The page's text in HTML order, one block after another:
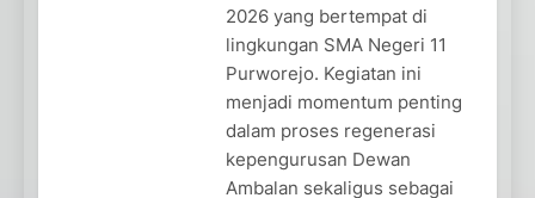
2026 yang bertempat di
lingkungan SMA Negeri 11
Purworejo. Kegiatan ini
menjadi momentum penting
dalam proses regenerasi
kepengurusan Dewan
Ambalan sekaligus sebagai